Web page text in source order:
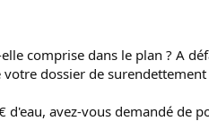
elle comprise dans le plan ? A
dossier de surendettement
d'eau, avez-vous demandé